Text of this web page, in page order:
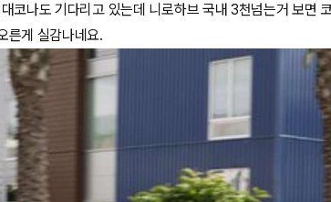
코나도 기다리고 있는데 니로하브 국내 3천넘는거 보면
른게 실감나네요.